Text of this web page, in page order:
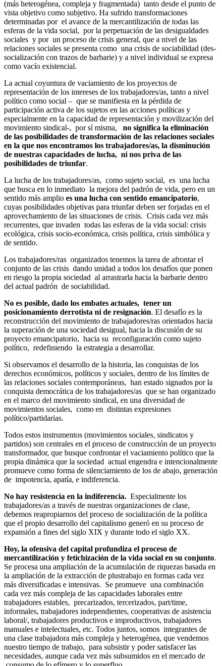
(más heterogénea, compleja y fragmentada) tanto desde el punto de
vista objetivo como subjetivo. Ha sufrido transformaciones
determinadas por el avance de la mercantilización de todas las
esferas de la vida social, por la perpetuación de las desigualdades
sociales y por un proceso de crisis general, que a nivel de las
relaciones sociales se presenta como una crisis de sociabilidad (des-
socialización con trazos de barbarie) y a nivel individual se expresa
como vacío existencial.
La actual coyuntura de vaciamiento de los proyectos de
representación de los intereses de los trabajadores/as, tanto a nivel
político como social – que se manifiesta en la pérdida de
participación activa de los sujetos en las acciones políticas y
especialmente en la capacidad de representación y movilización del
movimiento sindical-, por sí misma, no significa la eliminación
de las posibilidades de transformación de las relaciones sociales
en la que nos encontramos los trabajadores/as, la disminución
de nuestras capacidades de lucha, ni nos priva de las
posibilidades de triunfar.
La lucha de los trabajadores/as, como sujeto social, es una lucha
que busca en lo inmediato la mejora del padrón de vida, pero en un
sentido más amplio es una lucha con sentido emancipatorio,
cuyas posibilidades objetivas para triunfar deben ser forjadas en el
aprovechamiento de las situaciones de crisis. Crisis cada vez más
recurrentes, que invaden todas las esferas de la vida social: crisis
ecológica, crisis socio-económica, crisis política, crisis simbólica y
de sentido.
Los trabajadores/ras organizados tenemos la tarea de afrontar el
conjunto de las crisis dando unidad a todos los desafíos que ponen
en riesgo la propia sociedad al arrastrarla hacia la barbarie dentro
del actual padrón de sociabilidad.
No es posible, dado los embates actuales, tener un
posicionamiento derrotista ni de resignación. El desafío es la
reconstrucción del movimiento de trabajadores/ras orientados hacia
la superación de una sociedad desigual, hacia la discusión de su
proyecto emancipatorio, hacia su reconfiguración como sujeto
político, redefiniendo la estrategia a desarrollar.
Si observamos el desarrollo de la historia, las conquistas de los
derechos económicos, políticos y sociales, dentro de los límites de
las relaciones sociales contemporáneas, han estado signados por la
conquista democrática de los trabajadores/as que se han organizado
en el marco del movimiento sindical, en una diversidad de
movimientos sociales, como en distintas expresiones
político/partidarias.
Todos estos instrumentos (movimientos sociales, sindicatos y
partidos) son centrales en el proceso de construcción de un proyecto
transformador, que busque confrontar el vaciamiento político que la
propia dinámica que la sociedad actual engendra e intencionalmente
promueve como forma de silenciamiento de los de abajo, generación
de impotencia, apatía, e indiferencia.
No hay resistencia en la indiferencia. Especialmente los
trabajadores/as a través de nuestras organizaciones de clase,
debemos reapropiarnos del proceso de socialización de la política
que el propio desarrollo del capitalismo generó en su proceso de
expansión a fines del siglo XIX y durante todo el siglo XX.
Hoy, la ofensiva del capital profundiza el proceso de
mercantilización y fetichización de la vida social en su conjunto.
Se procesa una ampliación de la acumulación de riquezas basada en
la ampliación de la extracción de plustrabajo en formas cada vez
más diversificadas e intensivas. Se promueve una combinación
cada vez más compleja de las capacidades laborales entre
trabajadores estables, precarizados, tercerizados, part/time,
informales, trabajadores independientes, cooperativas de asistencia
laboral/, trabajadores productivos e improductivos, trabajadores
manuales e intelectuales, etc. Todos juntos, somos integrantes de
una clase trabajadora más compleja y heterogénea, que vendemos
nuestro tiempo de trabajo, para subsistir y poder satisfacer las
necesidades, aunque cada vez más subsumidos en el mercado de